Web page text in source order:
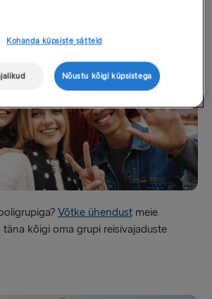
Võtke ühendust meie
kõigi oma grupi reisivajaduste
Kohanda küpsiste sätteid
Nõustu kõigi küpsistega